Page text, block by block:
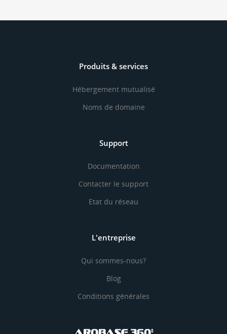
Produits & services
Hébergement mutualisé
Noms de domaine
Support
Documentation
Contacter le support
Etat du réseau
L'entreprise
Qui sommes-nous?
Blog
Conditions générales